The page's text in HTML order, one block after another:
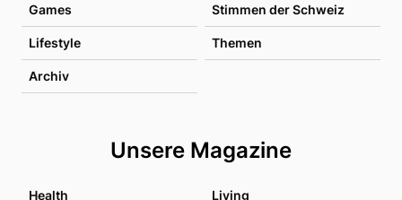
Games Stimmen der Schweiz
Lifestyle Themen
Archiv
Unsere Magazine
Health Living